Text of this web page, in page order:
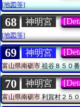
[地図等]
68 神明宮
[地図等]
69 神明宮
富山県南砺市祖谷８５０
70 神明宮
富山県南砺市 利賀村２５